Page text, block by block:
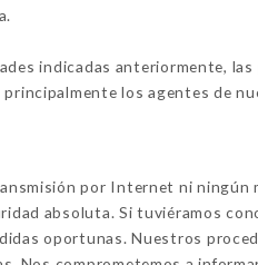
indicadas anteriormente,
principalmente los agentes de
por Internet ni ningún
absoluta. Si tuviéramos
oportunas. Nuestros